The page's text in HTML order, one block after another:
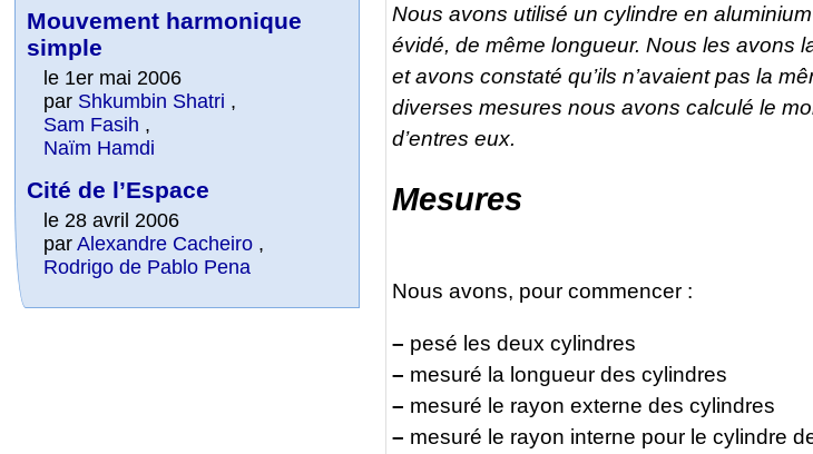
Nous avons utilisé un cylindre en
évidé, de même longueur. Nous les avons
et avons constaté qu’ils n’avaient pas la
diverses mesures nous avons calculé le
d’entres eux.
Mesures
Nous avons, pour commencer :
– pesé les deux cylindres
– mesuré la longueur des cylindres
– mesuré le rayon externe des cylindres
– mesuré le rayon interne pour le cylindre
Mouvement harmonique
simple
le 1er mai 2006
par Shkumbin Shatri ,
Sam Fasih ,
Naïm Hamdi
Cité de l’Espace
le 28 avril 2006
parAlexandre Cacheiro ,
Rodrigo de Pablo Pena